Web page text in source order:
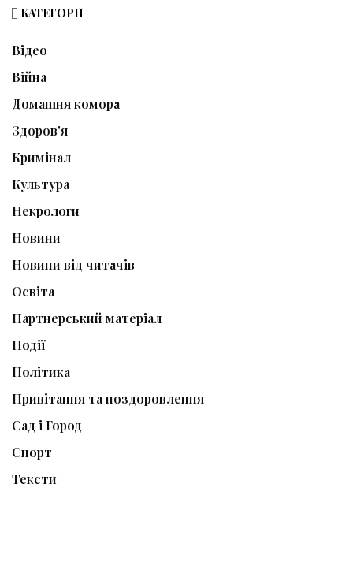
КАТЕГОРІЇ
Відео
Війна
Домашня комора
Здоров'я
Кримінал
Культура
Некрологи
Новини
Новини від читачів
Освіта
Партнерський матеріал
Події
Політика
Привітання та поздоровлення
Сад і Город
Спорт
Тексти